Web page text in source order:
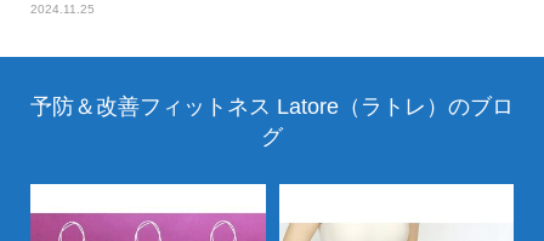
2024.11.25
予防＆改善フィットネス Latore（ラトレ）のブロ
グ